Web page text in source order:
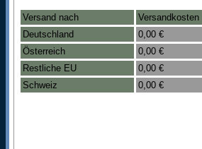
Versand nach Versandkosten
Deutschland
0,00 €
Österreich
0,00 €
Restliche EU
0,00 €
Schweiz
0,00 €